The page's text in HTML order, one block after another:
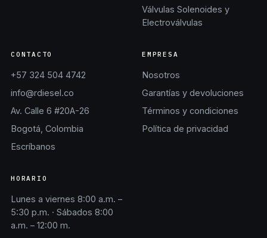
Válvulas Solenoides y
Electroválvulas
CONTACTO
+57 324 504 4742
info@rdiesel.co
Av. Calle 6 #20A-26
Bogotá, Colombia
Escríbanos
EMPRESA
Nosotros
Garantías y devoluciones
Términos y condiciones
Política de privacidad
HORARIO
Lunes a viernes 8:00 a.m. –
5:30 p.m. · Sábados 8:00
a.m. – 12:00 m.